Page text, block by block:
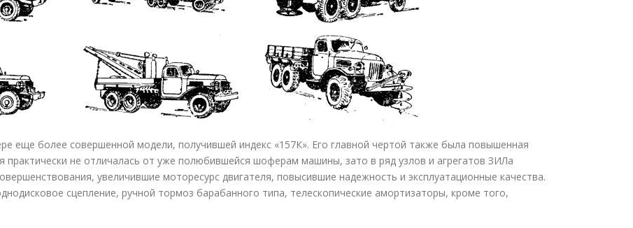
еще более совершенной модели, получившей индекс «157К». Его главной чертой также была повышенная
не отличалась от уже полюбившейся шоферам машины, зато в ряд узлов и агрегатов ЗИЛа
увеличившие моторесурс двигателя, повысившие надежность и эксплуатационные качества.
сцепление, ручной тормоз барабанного типа, телескопические амортизаторы, кроме того,